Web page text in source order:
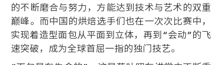
的不断磨合与努力，方能达到技术与艺术的双重
巅峰。而中国的烘焙选手们也在一次次比赛中，
实现着造型面包从平面到立体，再到“会动”的飞
速突破，成为全球首屈一指的独门技艺。